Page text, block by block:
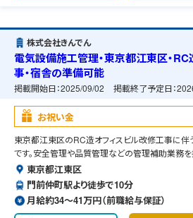
株式会社きんでん
電気設備施工管理・東京都江東区・
事・宿舎の準備可能
掲載開始日：2025/09/02 掲載終了予定日：
お祝い金
東京都江東区のRC造オフィスビル改修工事に
です。安全管理や品質管理などの管理補助業務を
東京都江東区
門前仲町駅より徒歩で10分
月給約34〜41万円（前職給与保証）